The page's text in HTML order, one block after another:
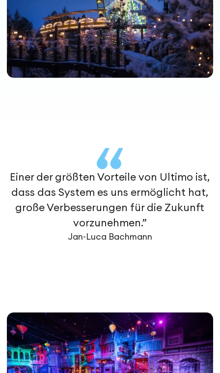
Einer der größten Vorteile von Ultimo ist,
dass das System es uns ermöglicht hat,
große Verbesserungen für die Zukunft
vorzunehmen.”
Jan-Luca Bachmann